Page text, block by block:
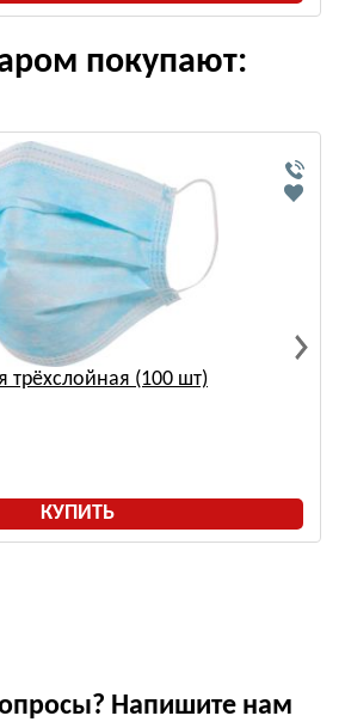
покупают:
трёхслойная (100 шт)
КУПИТЬ
Напишите нам